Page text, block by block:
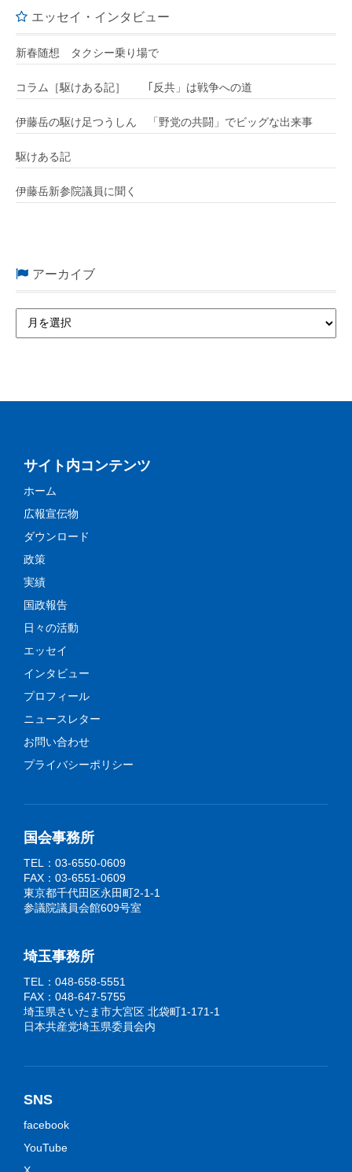
エッセイ・インタビュー
新春随想 タクシー乗り場で
コラム［駆けある記］ ｢反共」は戦争への道
伊藤岳の駆け足つうしん 「野党の共闘」でビッグな出来事
駆けある記
伊藤岳新参院議員に聞く
アーカイブ
サイト内コンテンツ
ホーム
広報宣伝物
ダウンロード
政策
実績
国政報告
日々の活動
エッセイ
インタビュー
プロフィール
ニュースレター
お問い合わせ
プライバシーポリシー
国会事務所
TEL：03-6550-0609
FAX：03-6551-0609
東京都千代田区永田町2-1-1
参議院議員会館609号室
埼玉事務所
TEL：048-658-5551
FAX：048-647-5755
埼玉県さいたま市大宮区 北袋町1-171-1
日本共産党埼玉県委員会内
SNS
facebook
YouTube